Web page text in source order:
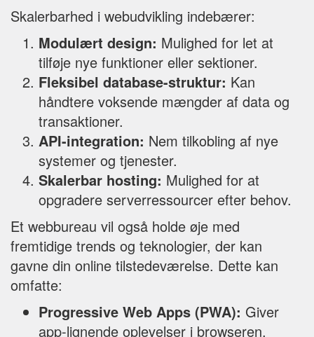
Skalerbarhed i webudvikling indebærer:
Modulært design: Mulighed for let at
tilføje nye funktioner eller sektioner.
Fleksibel database-struktur: Kan
håndtere voksende mængder af data og
transaktioner.
API-integration: Nem tilkobling af nye
systemer og tjenester.
Skalerbar hosting: Mulighed for at
opgradere serverressourcer efter behov.
Et webbureau vil også holde øje med
fremtidige trends og teknologier, der kan
gavne din online tilstedeværelse. Dette kan
omfatte:
Progressive Web Apps (PWA): Giver
app-lignende oplevelser i browseren.